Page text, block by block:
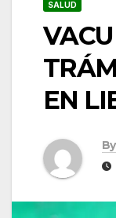
SALUD
EN
By